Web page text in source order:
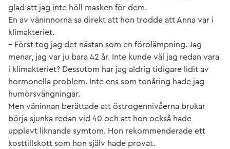
glad att jag inte höll masken för dem.
En av väninnorna sa direkt att hon trodde att Anna var i
klimakteriet.
– Först tog jag det nästan som en förolämpning. Jag
menar, jag var ju bara 42 år. Inte kunde väl jag redan vara
i klimakteriet? Dessutom har jag aldrig tidigare lidit av
hormonella problem. Inte ens som tonåring hade jag
humörsvängningar.
Men väninnan berättade att östrogennivåerna brukar
börja sjunka redan vid 40 och att hon också hade
upplevt liknande symtom. Hon rekommenderade ett
kosttillskott som hon själv hade provat.